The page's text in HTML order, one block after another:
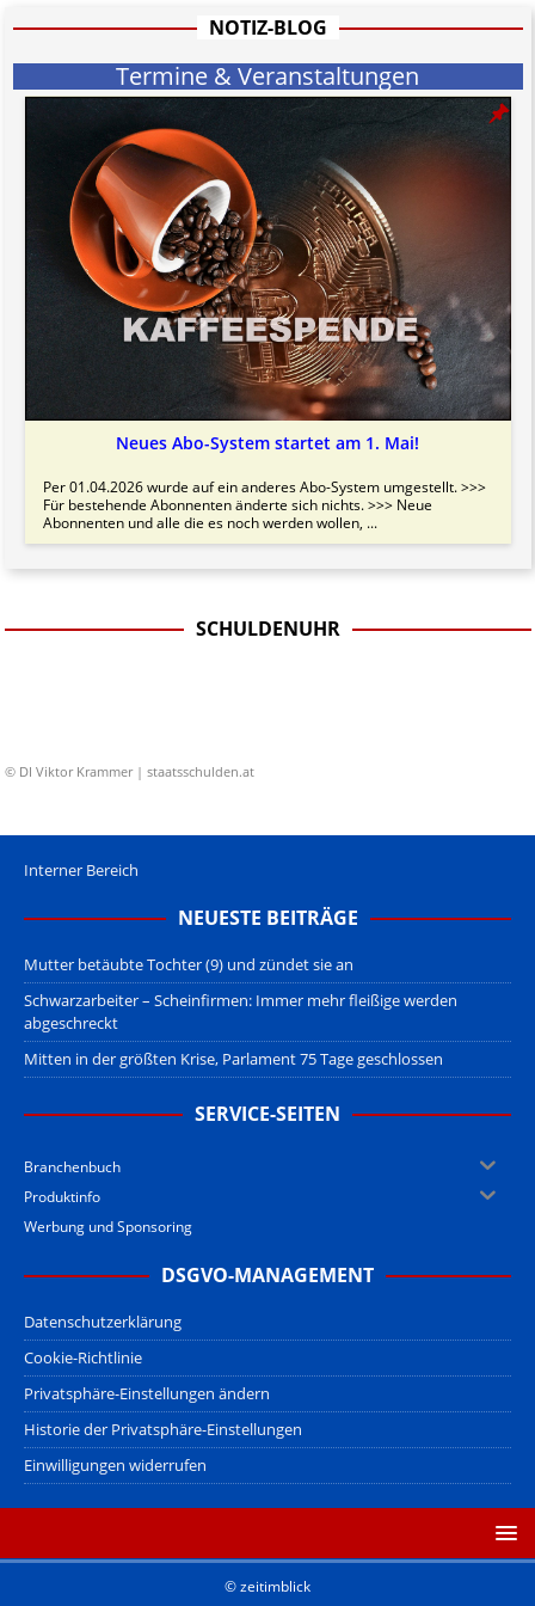
informativen Charakter.
NOTIZ-BLOG
Termine & Veranstaltungen
Neues Abo-System startet am 1. Mai!
Per 01.04.2026 wurde auf ein anderes Abo-System umgestellt. >>>
Für bestehende Abonnenten änderte sich nichts. >>> Neue
Abonnenten und alle die es noch werden wollen, ...
SCHULDENUHR
© DI Viktor Krammer | staatsschulden.at
Interner Bereich
NEUESTE BEITRÄGE
Mutter betäubte Tochter (9) und zündet sie an
Schwarzarbeiter – Scheinfirmen: Immer mehr fleißige werden
abgeschreckt
Mitten in der größten Krise, Parlament 75 Tage geschlossen
SERVICE-SEITEN
Branchenbuch
Produktinfo
Werbung und Sponsoring
DSGVO-MANAGEMENT
Datenschutzerklärung
Cookie-Richtlinie
Privatsphäre-Einstellungen ändern
Historie der Privatsphäre-Einstellungen
Einwilligungen widerrufen
© zeitimblick